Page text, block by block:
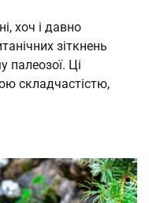
хоч і давно
зіткнень
палеозої. Ці
складчастістю,